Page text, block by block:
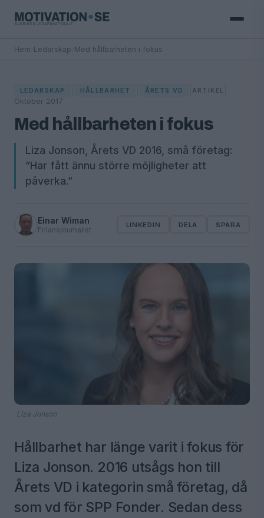
Hem Ledarskap Med hållbarheten i fokus
LEDARSKAP HÅLLBARHET ÅRETS VD ARTIKEL
Oktober 2017
Med hållbarheten i fokus
Liza Jonson, Årets VD 2016, små företag:
”Har fått ännu större möjligheter att
påverka.”
Einar Wiman
Frilansjournalist
LINKEDIN DELA SPARA
Liza Jonson
Hållbarhet har länge varit i fokus för
Liza Jonson. 2016 utsågs hon till
Årets VD i kategorin små företag, då
som vd för SPP Fonder. Sedan dess